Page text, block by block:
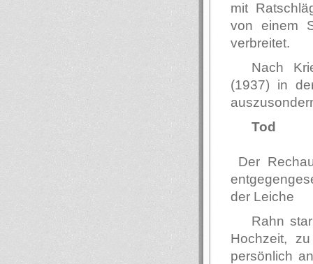
mit
von einem
verbreitet.
Nach
(1937) in
Tod
Der
der Leiche
Rahn
Hochzeit,
persönlich